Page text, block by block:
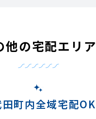
他の宅配エリア
町内全域宅配OK